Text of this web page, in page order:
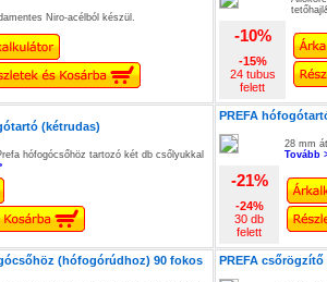
Niro-acélból készül.
-10%
-15%
24 tubus
felett
(kétrudas)
hófogócsőhöz tartozó két db csőlyukkal
PREFA
28 mm
Tovább
-21%
-24%
30 db
felett
(hófogórúdhoz) 90 fokos PREFA